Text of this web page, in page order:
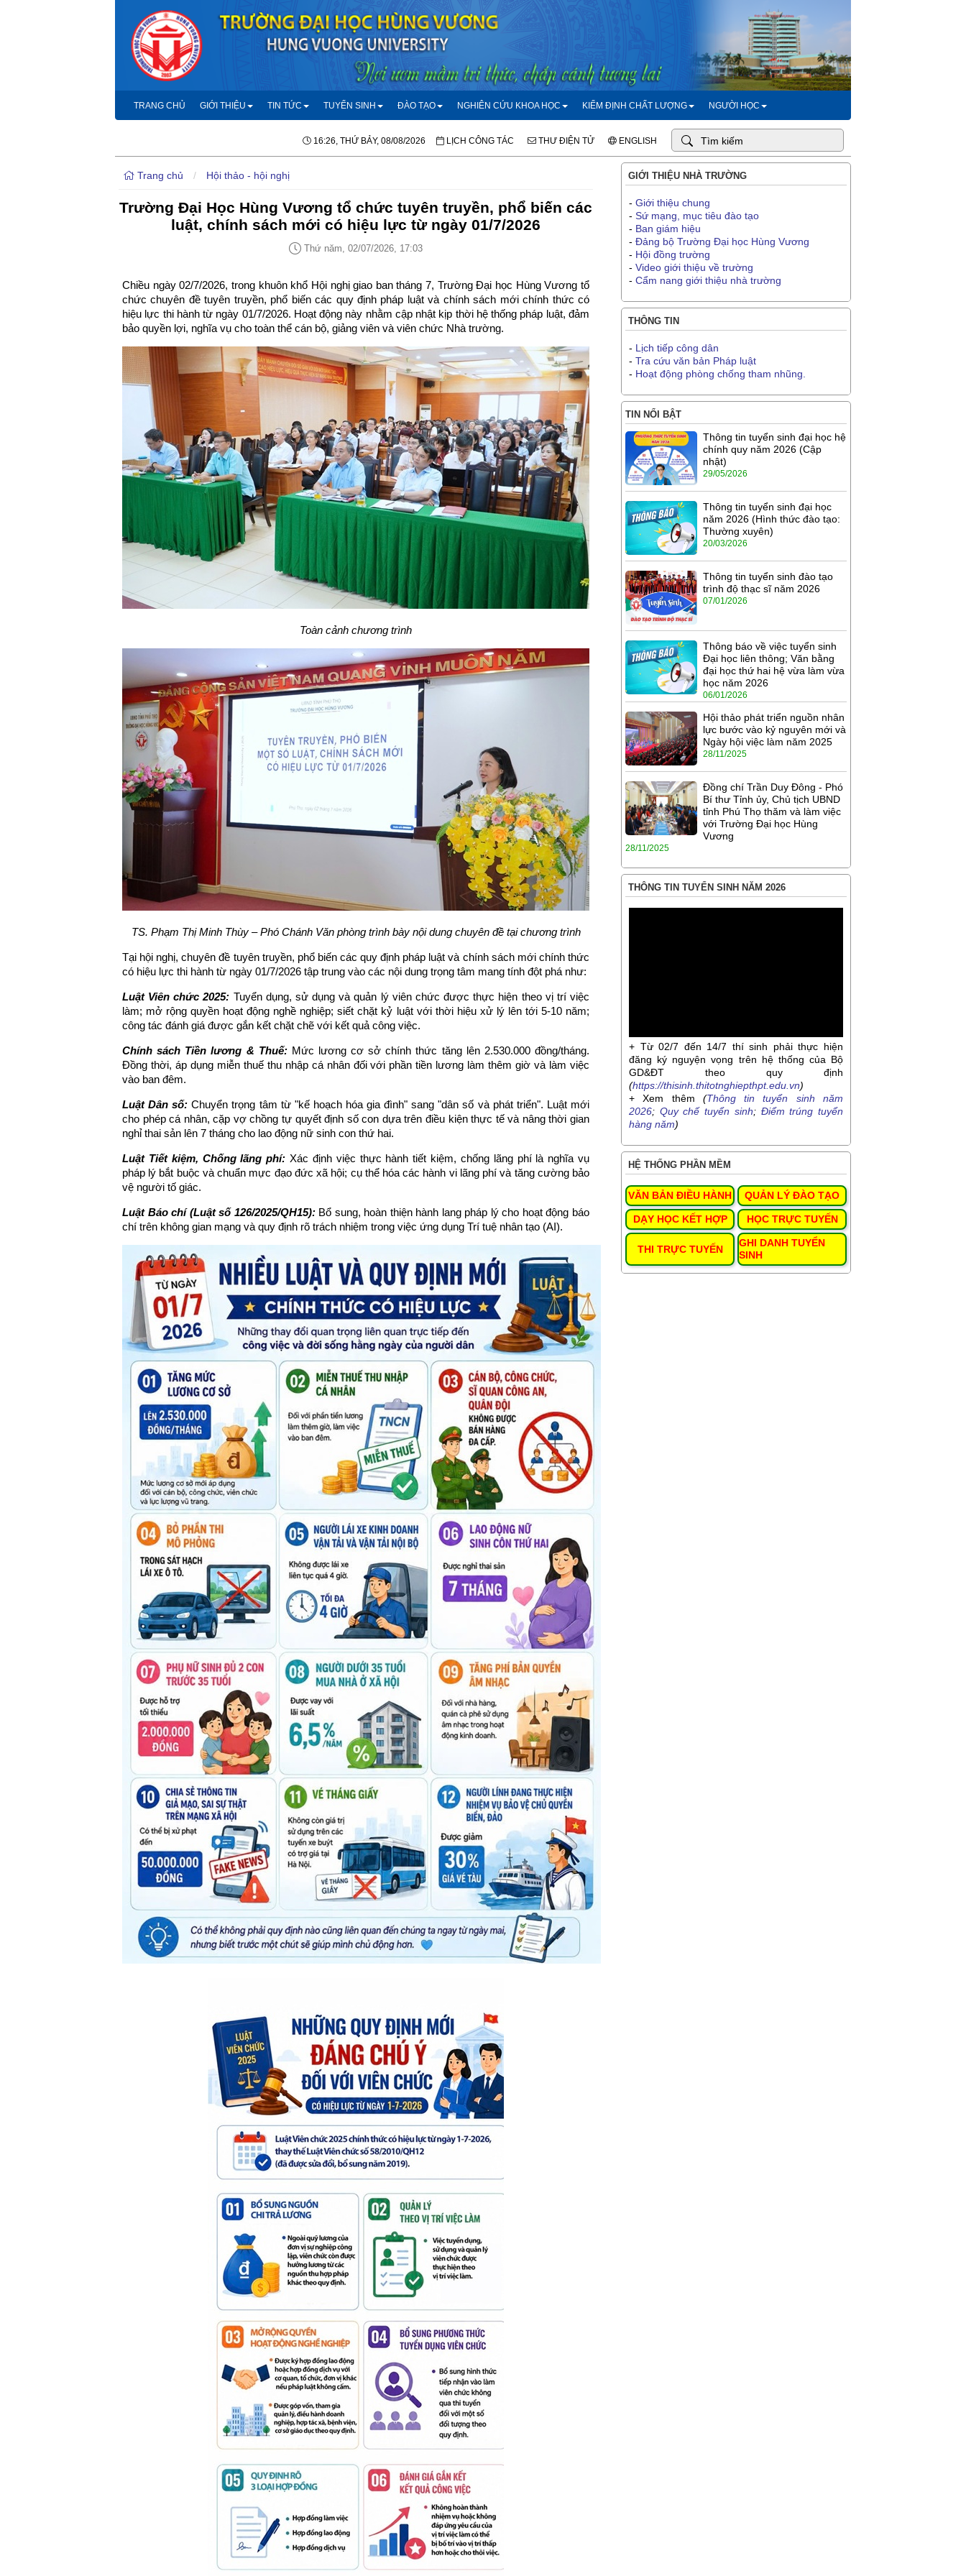
TRANG CHỦ GIỚI THIỆU TIN TỨC TUYỂN SINH ĐÀO TẠO NGHIÊN CỨU KHOA HỌC KIỂM ĐỊNH CHẤT LƯỢNG NGƯỜI HỌC
16:26, THỨ BẢY, 08/08/2026 LỊCH CÔNG TÁC THƯ ĐIỆN TỬ ENGLISH
Trang chủ / Hội thảo - hội nghị
Trường Đại Học Hùng Vương tổ chức tuyên truyền, phổ biến các
luật, chính sách mới có hiệu lực từ ngày 01/7/2026
Thứ năm, 02/07/2026, 17:03
Chiều ngày 02/7/2026, trong khuôn khổ Hội nghị giao ban tháng 7, Trường Đại học Hùng Vương tổ
chức chuyên đề tuyên truyền, phổ biến các quy định pháp luật và chính sách mới chính thức có
hiệu lực thi hành từ ngày 01/7/2026. Hoạt động này nhằm cập nhật kịp thời hệ thống pháp luật, đảm
bảo quyền lợi, nghĩa vụ cho toàn thể cán bộ, giảng viên và viên chức Nhà trường.
Toàn cảnh chương trình
TS. Phạm Thị Minh Thùy – Phó Chánh Văn phòng trình bày nội dung chuyên đề tại chương trình
Tại hội nghị, chuyên đề tuyên truyền, phổ biến các quy định pháp luật và chính sách mới chính thức
có hiệu lực thi hành từ ngày 01/7/2026 tập trung vào các nội dung trọng tâm mang tính đột phá như:
Luật Viên chức 2025: Tuyển dụng, sử dụng và quản lý viên chức được thực hiện theo vị trí việc
làm; mở rộng quyền hoạt động nghề nghiệp; siết chặt kỷ luật với thời hiệu xử lý lên tới 5-10 năm;
công tác đánh giá được gắn kết chặt chẽ với kết quả công việc.
Chính sách Tiền lương & Thuế:Mức lương cơ sở chính thức tăng lên 2.530.000 đồng/tháng.
Đồng thời, áp dụng miễn thuế thu nhập cá nhân đối với phần tiền lương làm thêm giờ và làm việc
vào ban đêm.
Luật Dân số: Chuyển trọng tâm từ "kế hoạch hóa gia đình" sang "dân số và phát triển". Luật mới
cho phép cá nhân, cặp vợ chồng tự quyết định số con dựa trên điều kiện thực tế và nâng thời gian
nghỉ thai sản lên 7 tháng cho lao động nữ sinh con thứ hai.
Luật Tiết kiệm, Chống lãng phí: Xác định việc thực hành tiết kiệm, chống lãng phí là nghĩa vụ
pháp lý bắt buộc và chuẩn mực đạo đức xã hội; cụ thể hóa các hành vi lãng phí và tăng cường bảo
vệ người tố giác.
Luật Báo chí (Luật số 126/2025/QH15):Bổ sung, hoàn thiện hành lang pháp lý cho hoạt động báo
chí trên không gian mạng và quy định rõ trách nhiệm trong việc ứng dụng Trí tuệ nhân tạo (AI).
GIỚI THIỆU NHÀ TRƯỜNG
- Giới thiệu chung
- Sứ mạng, mục tiêu đào tạo
- Ban giám hiệu
- Đảng bộ Trường Đại học Hùng Vương
- Hội đồng trường
- Video giới thiệu về trường
- Cẩm nang giới thiệu nhà trường
THÔNG TIN
- Lịch tiếp công dân
- Tra cứu văn bản Pháp luật
- Hoạt động phòng chống tham nhũng.
TIN NỔI BẬT
Thông tin tuyển sinh đại học hệ
chính quy năm 2026 (Cập
nhật)
29/05/2026
Thông tin tuyển sinh đại học
năm 2026 (Hình thức đào tạo:
Thường xuyên)
20/03/2026
Thông tin tuyển sinh đào tạo
trình độ thạc sĩ năm 2026
07/01/2026
Thông báo về việc tuyển sinh
Đại học liên thông; Văn bằng
đại học thứ hai hệ vừa làm vừa
học năm 2026
06/01/2026
Hội thảo phát triển nguồn nhân
lực bước vào kỷ nguyên mới và
Ngày hội việc làm năm 2025
28/11/2025
Đồng chí Trần Duy Đông - Phó
Bí thư Tỉnh ủy, Chủ tịch UBND
tỉnh Phú Thọ thăm và làm việc
với Trường Đại học Hùng
Vương
28/11/2025
THÔNG TIN TUYỂN SINH NĂM 2026
+ Từ 02/7 đến 14/7 thí sinh phải thực hiện
đăng ký nguyện vọng trên hệ thống của Bộ
GD&ĐT theo quy định
(https://thisinh.thitotnghiepthpt.edu.vn)
+ Xem thêm (Thông tin tuyển sinh năm
2026; Quy chế tuyển sinh; Điểm trúng tuyển
hàng năm)
HỆ THỐNG PHẦN MỀM
VĂN BẢN ĐIỀU HÀNH QUẢN LÝ ĐÀO TẠO
DẠY HỌC KẾT HỢP HỌC TRỰC TUYẾN
THI TRỰC TUYẾN
GHI DANH TUYỂN
SINH